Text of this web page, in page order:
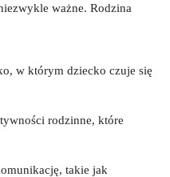
ważne. Rodzina
w którym dziecko czuje się
rodzinne, które
takie jak